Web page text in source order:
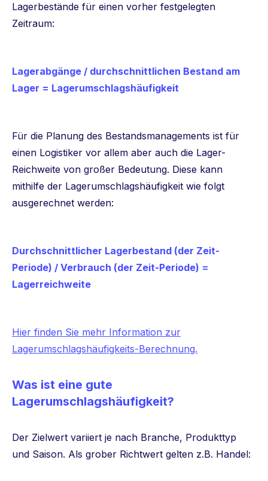
Lagerbestände für einen vorher festgelegten
Zeitraum:
Lagerabgänge / durchschnittlichen Bestand am
Lager = Lagerumschlagshäufigkeit
Für die Planung des Bestandsmanagements ist für
einen Logistiker vor allem aber auch die Lager-
Reichweite von großer Bedeutung. Diese kann
mithilfe der Lagerumschlagshäufigkeit wie folgt
ausgerechnet werden:
Durchschnittlicher Lagerbestand (der Zeit-
Periode) / Verbrauch (der Zeit-Periode) =
Lagerreichweite
Hier finden Sie mehr Information zur
Lagerumschlagshäufigkeits-Berechnung.
Was ist eine gute
Lagerumschlagshäufigkeit?
Der Zielwert variiert je nach Branche, Produkttyp
und Saison. Als grober Richtwert gelten z.B. Handel: